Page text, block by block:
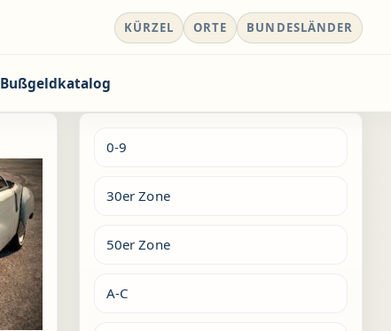
KÜRZEL ORTE BUNDESLÄNDER
Bußgeldkatalog
0-9
30er Zone
50er Zone
A-C